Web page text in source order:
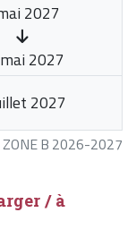
ZONE B 2026-2027
2027
2027
2027
/ à